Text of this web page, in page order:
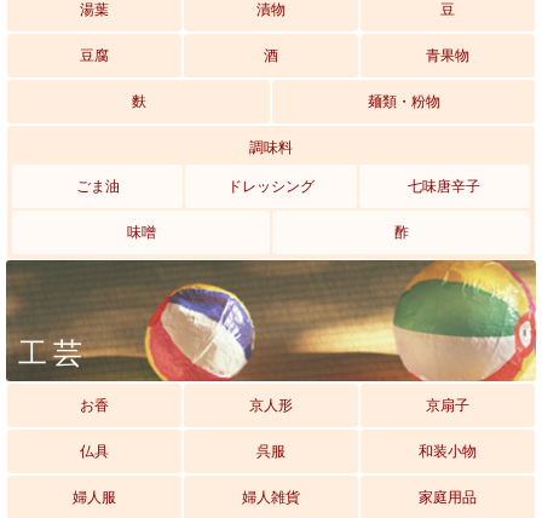
湯葉 漬物 豆
豆腐 酒 青果物
麩 麺類・粉物
調味料
ごま油 ドレッシング 七味唐辛子
味噌 酢
工芸
お香 京人形 京扇子
仏具 呉服 和装小物
婦人服 婦人雑貨 家庭用品